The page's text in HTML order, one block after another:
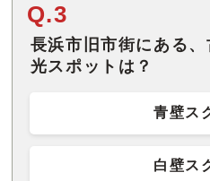
Q.3
長浜市旧市街にある
光スポットは？
青壁ス
白壁ス